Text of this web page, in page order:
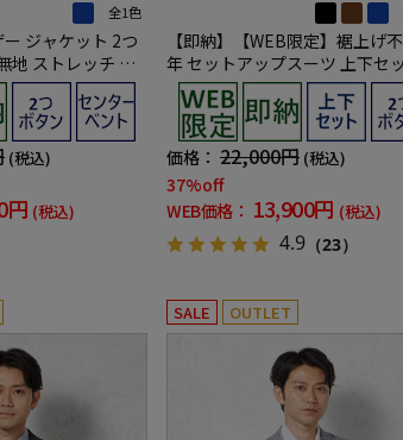
全1色
ー ジャケット 2つ
地 ストレッチ メ
WEB限定】【セッ
(税込)
円 (税込)
【即納】【WEB限定】裾上げ
年 セットアップスーツ 上下セ
ストレッチ ウォッシャブル 【
O RUN】
価格： 22,000円 (税込)
37%off
WEB価格： 13,900円 (税込)
4.9 （23）
SALE OUTLET